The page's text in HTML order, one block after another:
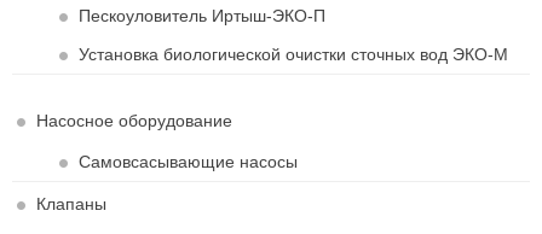
Пескоуловитель Иртыш-ЭКО-П
Установка биологической очистки сточных вод ЭКО-М
Насосное оборудование
Самовсасывающие насосы
Клапаны